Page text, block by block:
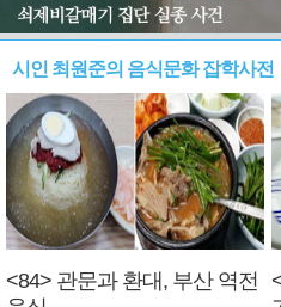
시인 최원준의 음식문화 잡학사전
<84> 관문과 환대, 부산 역전